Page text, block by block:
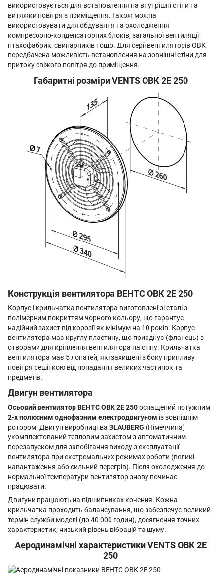
використовується для встановлення на внутрішні стіни та
витяжки повітря з приміщення. Також можна
використовувати для обдування та охолодження
компресорно-конденсаторних блоків, загальної вентиляції
птахофабрик, свинарників тощо. Для серії вентиляторів ОВК
передбачена можливість встановлення на зовнішні стіни для
притоку свіжого повітря до приміщення.
Габаритні розміри VENTS ОВК 2Е 250
Конструкція вентилятора ВЕНТС ОВК 2Е 250
Корпус і крильчатка вентилятора виготовлені зі сталі з
полімерним покриттям чорного кольору, що гарантує
надійний захист від корозії як мінімум на 10 років. Корпус
вентилятора має круглу пластину, що приєднує (фланець) з
отворами для кріплення вентилятора на стіну. Крильчатка
вентилятора має 5 лопатей, які захищені з боку припливу
повітря решіткою від попадання великих частинок та
предметів.
Двигун вентилятора
Осьовий вентилятор ВЕНТС ОВК 2Е 250оснащений потужним
2-х полюсним однофазним електродвигуном із зовнішнім
ротором. Двигун виробництва BLAUBERG (Німеччина)
укомплектований тепловим захистом з автоматичним
перезапуском для запобігання виходу з експлуатації
вентилятора при екстремальних режимах роботи (великі
навантаження або сильний перегрів). Після охолодження до
нормальної температури вентилятор знову починає
працювати.
Двигуни працюють на підшипниках кочення. Кожна
крильчатка проходить балансування, що забезпечує великий
термін служби моделі (до 40 000 годин), досягнення точних
характеристик, низький рівень вібрацій та шуму.
Аеродинамічні характеристики VENTS ОВК 2Е
250